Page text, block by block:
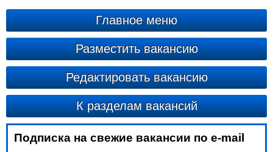
Главное меню
Разместить вакансию
Редактировать вакансию
К разделам вакансий
Подписка на свежие вакансии по e-mail